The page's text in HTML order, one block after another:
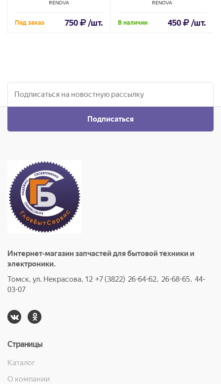
RENOVA
Под заказ 750 /шт.
RENOVA
В наличии 450 /шт.
Подписаться
Интернет-магазин запчастей для бытовой техники и
электроники.
Томск, ул. Некрасова, 12 +7 (3822) 26-64-62, 26-68-65, 44-
03-07
Страницы
Каталог
О компании